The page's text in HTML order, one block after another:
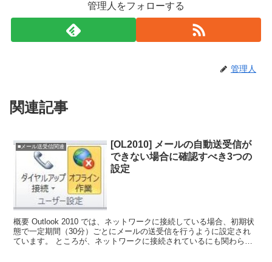
管理人をフォローする
管理人
関連記事
■メール送受信関連
[OL2010] メールの自動送受信が
できない場合に確認すべき3つの
設定
概要 Outlook 2010 では、ネットワークに接続している場合、初期状
態で一定期間（30分）ごとにメールの送受信を行うように設定され
ています。 ところが、ネットワークに接続されているにも関わら